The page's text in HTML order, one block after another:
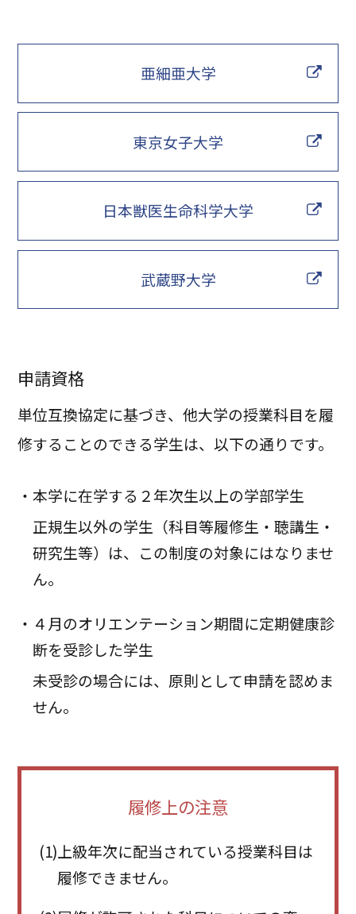
亜細亜大学
東京女子大学
日本獣医生命科学大学
武蔵野大学
申請資格
単位互換協定に基づき、他大学の授業科目を履
修することのできる学生は、以下の通りです。
・本学に在学する２年次生以上の学部学生
正規生以外の学生（科目等履修生・聴講生・
研究生等）は、この制度の対象にはなりませ
ん。
・４月のオリエンテーション期間に定期健康診
断を受診した学生
未受診の場合には、原則として申請を認めま
せん。
履修上の注意
(1) 上級年次に配当されている授業科目は
履修できません。